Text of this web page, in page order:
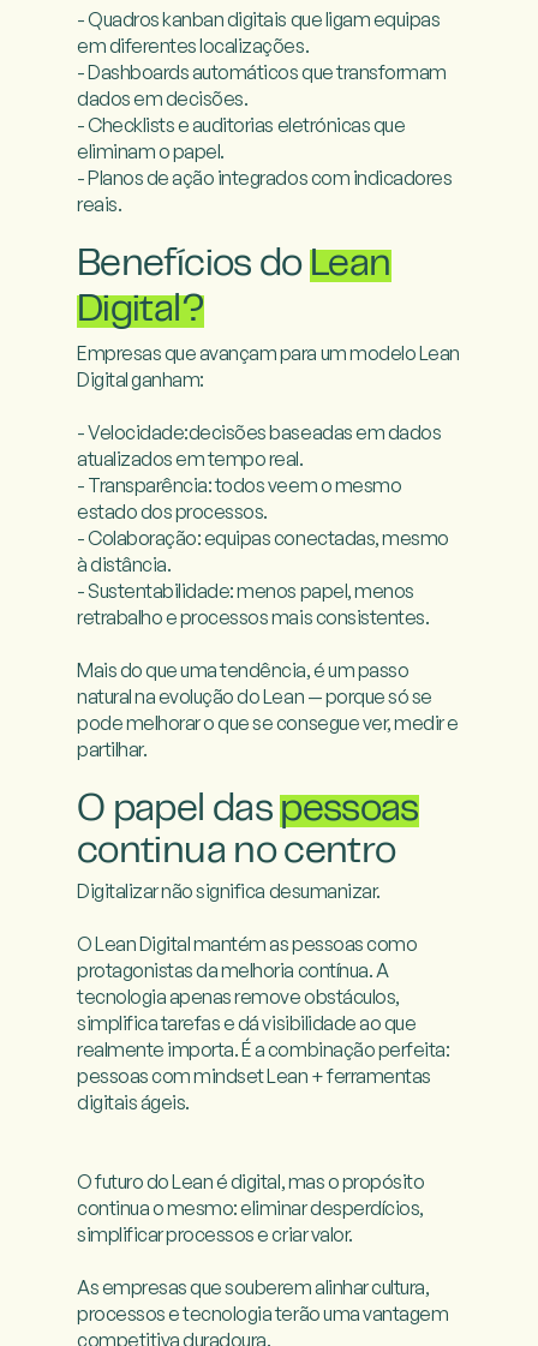
- Quadros kanban digitais que ligam equipas
em diferentes localizações.
- Dashboards automáticos que transformam
dados em decisões.
- Checklists e auditorias eletrónicas que
eliminam o papel.
- Planos de ação integrados com indicadores
reais.
Benefícios do Lean
Digital?
Empresas que avançam para um modelo Lean
Digital ganham:
- Velocidade:decisões baseadas em dados
atualizados em tempo real.
- Transparência: todos veem o mesmo
estado dos processos.
- Colaboração: equipas conectadas, mesmo
à distância.
- Sustentabilidade: menos papel, menos
retrabalho e processos mais consistentes.
Mais do que uma tendência, é um passo
natural na evolução do Lean — porque só se
pode melhorar o que se consegue ver, medir e
partilhar.
O papel das pessoas
continua no centro
Digitalizar não significa desumanizar.
O Lean Digital mantém as pessoas como
protagonistas da melhoria contínua. A
tecnologia apenas remove obstáculos,
simplifica tarefas e dá visibilidade ao que
realmente importa. É a combinação perfeita:
pessoas com mindset Lean + ferramentas
digitais ágeis.
O futuro do Lean é digital, mas o propósito
continua o mesmo: eliminar desperdícios,
simplificar processos e criar valor.
As empresas que souberem alinhar cultura,
processos e tecnologia terão uma vantagem
competitiva duradoura.